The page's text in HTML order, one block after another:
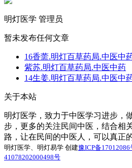
明灯医学 管理员
暂未发布任何文章
16香薷.明灯百草药局.中医中
紫苏.明灯百草药局.中医中药
14生姜.明灯百草药局.中医中
关于本站
明灯医学，致力于中医学习进步，
步，更多的关注民间中医，结合相
路，让在民间的中医人，可以真正
明灯医学、明灯易学 创建豫ICP备17012086
41078202000498号